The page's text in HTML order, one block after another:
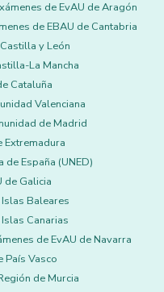
de EvAU de Aragón
de EBAU de Cantabria
y León
La Mancha
Cataluña
Valenciana
de Madrid
Extremadura
de España (UNED)
de Galicia
Baleares
Canarias
de EvAU de Navarra
País Vasco
de Murcia